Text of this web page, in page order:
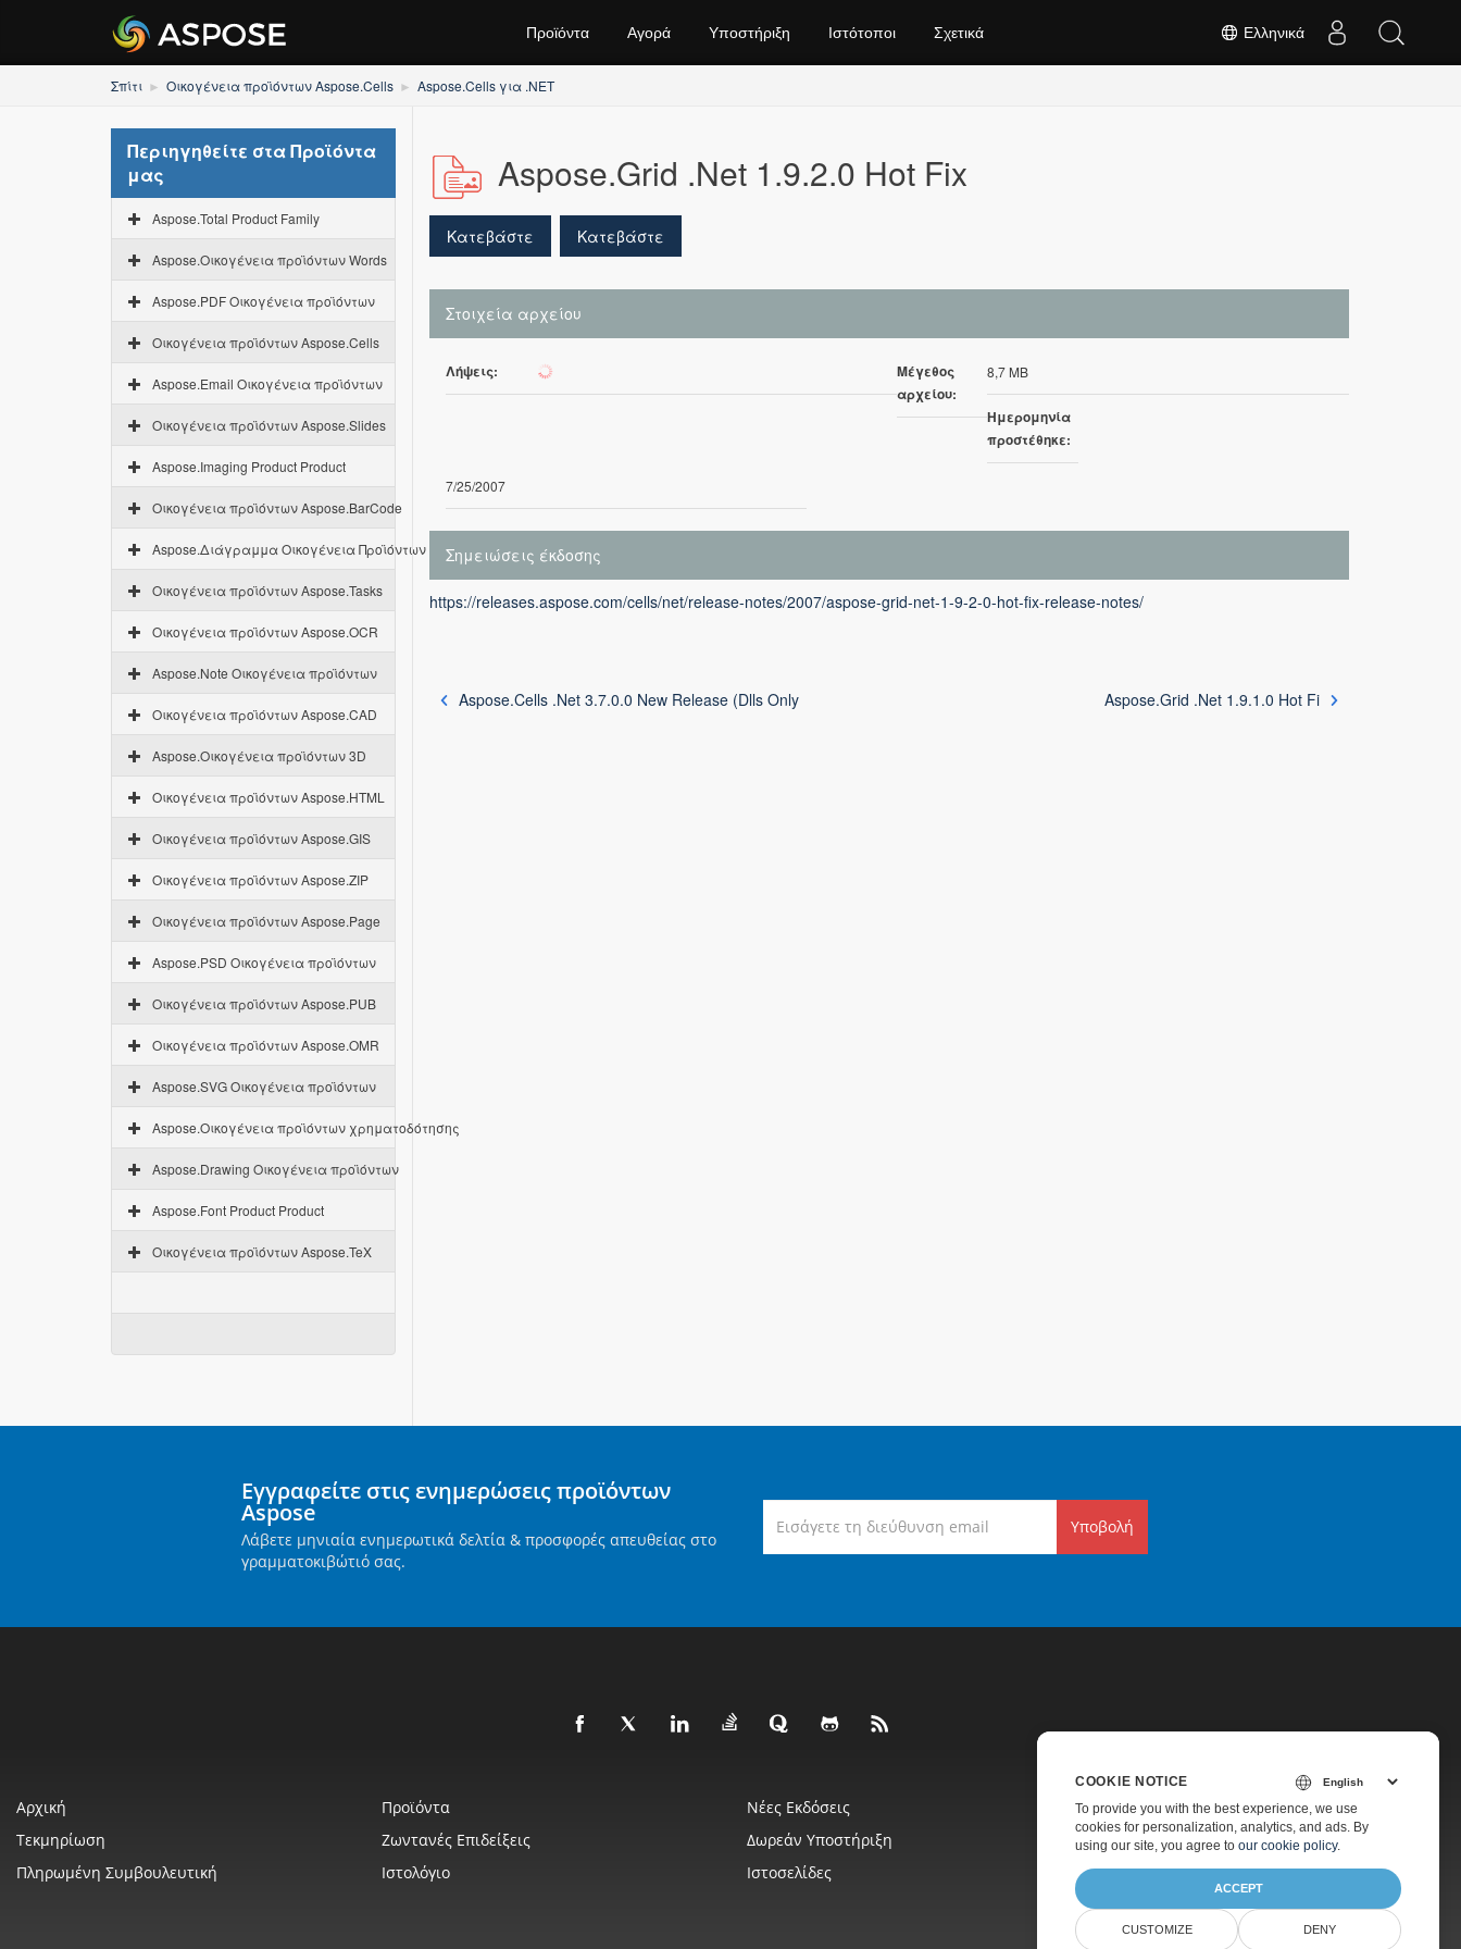
Ελληνικά
Προϊόντα Αγορά Υποστήριξη Ιστότοποι Σχετικά
Σπίτι Οικογένεια προϊόντων Aspose.Cells Aspose.Cells για .NET
Περιηγηθείτε στα Προϊόντα
μας
Aspose.Total Product Family
Aspose.Οικογένεια προϊόντων Words
Aspose.PDF Οικογένεια προϊόντων
Οικογένεια προϊόντων Aspose.Cells
Aspose.Email Οικογένεια προϊόντων
Οικογένεια προϊόντων Aspose.Slides
Aspose.Imaging Product Product
Οικογένεια προϊόντων Aspose.BarCode
Aspose.Διάγραμμα Οικογένεια Προϊόντων
Οικογένεια προϊόντων Aspose.Tasks
Οικογένεια προϊόντων Aspose.OCR
Aspose.Note Οικογένεια προϊόντων
Οικογένεια προϊόντων Aspose.CAD
Aspose.Οικογένεια προϊόντων 3D
Οικογένεια προϊόντων Aspose.HTML
Οικογένεια προϊόντων Aspose.GIS
Οικογένεια προϊόντων Aspose.ZIP
Οικογένεια προϊόντων Aspose.Page
Aspose.PSD Οικογένεια προϊόντων
Οικογένεια προϊόντων Aspose.PUB
Οικογένεια προϊόντων Aspose.OMR
Aspose.SVG Οικογένεια προϊόντων
Aspose.Οικογένεια προϊόντων χρηματοδότησης
Aspose.Drawing Οικογένεια προϊόντων
Aspose.Font Product Product
Οικογένεια προϊόντων Aspose.TeX
Aspose.Grid .Net 1.9.2.0 Hot Fix
Κατεβάστε Κατεβάστε
Στοιχεία αρχείου
Λήψεις: 275
Μέγεθος
αρχείου:
8,7 MB
Ημερομηνία
προστέθηκε:
7/25/2007
Σημειώσεις έκδοσης
https://releases.aspose.com/cells/net/release-notes/2007/aspose-grid-net-1-9-2-0-hot-fix-release-notes/
Aspose.Cells .Net 3.7.0.0 New Release (Dlls Only Aspose.Grid .Net 1.9.1.0 Hot Fi
Εγγραφείτε στις ενημερώσεις προϊόντων
Aspose
Λάβετε μηνιαία ενημερωτικά δελτία & προσφορές απευθείας στο
γραμματοκιβώτιό σας.
Υποβολή
Αρχική Προϊόντα Νέες Εκδόσεις
Τιμολόγηση
Τεκμηρίωση
Ζωντανές Επιδείξεις Δωρεάν Υποστήριξη
Πληρωμένη Υποστήριξη
Πληρωμένη Συμβουλευτική
Ιστολόγιο Ιστοσελίδες Σχετικά
COOKIE NOTICE
To provide you with the best experience, we use
cookies for personalization, analytics, and ads. By
using our site, you agree to our cookie policy.
ACCEPT
CUSTOMIZE DENY